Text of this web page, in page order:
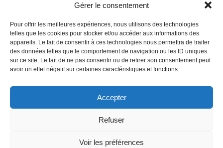
Gérer le consentement
Pour offrir les meilleures expériences, nous utilisons des technologies
telles que les cookies pour stocker et/ou accéder aux informations des
appareils. Le fait de consentir à ces technologies nous permettra de traiter
des données telles que le comportement de navigation ou les ID uniques
sur ce site. Le fait de ne pas consentir ou de retirer son consentement peut
avoir un effet négatif sur certaines caractéristiques et fonctions.
Accepter
Refuser
Voir les préférences